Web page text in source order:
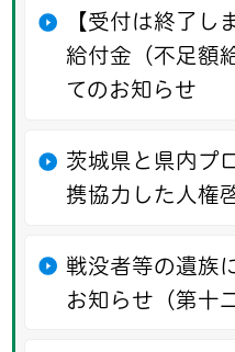
【受付は終了し
給付金（不足額
てのお知らせ
茨城県と県内プ
携協力した人権
戦没者等の遺族
お知らせ（第十